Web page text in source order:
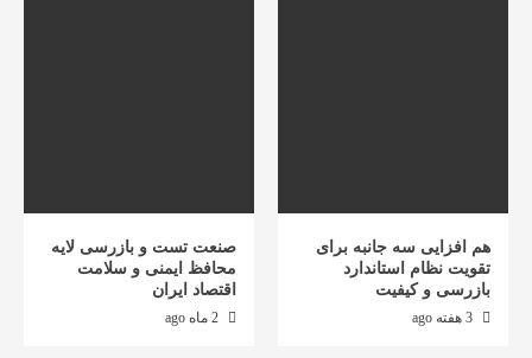
هم افزایی سه جانبه برای
تقویت نظام استاندارد
بازرسی و کیفیت
صنعت تست و بازرسی لایه
محافظ ایمنی و سلامت
اقتصاد ایران